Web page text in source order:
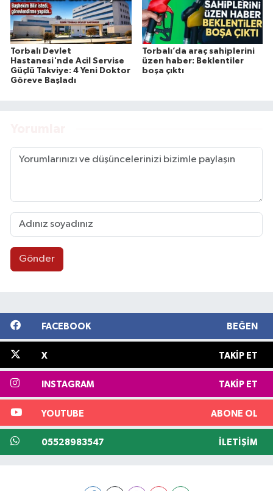
Torbalı Devlet
Hastanesi'nde Acil Servise
Güçlü Takviye: 4 Yeni Doktor
Göreve Başladı
Torbalı’da araç sahiplerini
üzen haber: Beklentiler
boşa çıktı
Gönder
FACEBOOK BEĞEN
X TAKIP ET
INSTAGRAM TAKIP ET
YOUTUBE ABONE OL
05528983547 İLETIŞIM